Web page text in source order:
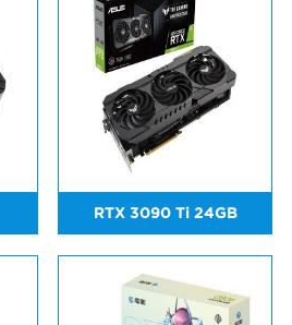
RTX 3090 Ti 24GB